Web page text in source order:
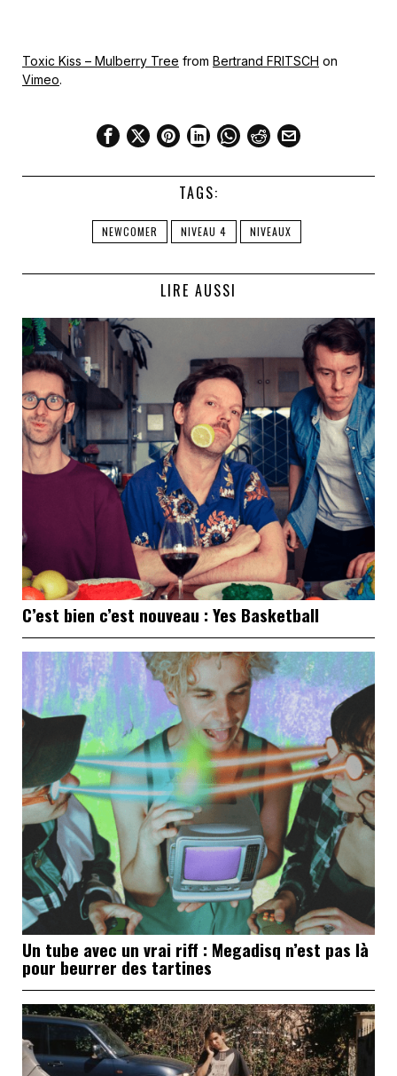
Toxic Kiss – Mulberry Tree from Bertrand FRITSCH on
Vimeo.
TAGS:
NEWCOMER NIVEAU 4 NIVEAUX
LIRE AUSSI
C’est bien c’est nouveau : Yes Basketball
Un tube avec un vrai riff : Megadisq n’est pas là
pour beurrer des tartines